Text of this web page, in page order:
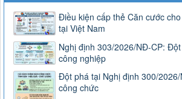
Điều kiện cấp thẻ Căn cước
tại Việt Nam
Nghị định 303/2026/NĐ-CP:
công nghiệp
Đột phá tại Nghị định 300/
công chức